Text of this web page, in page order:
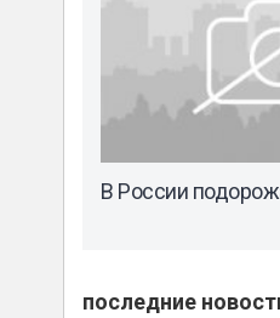
В России
последние